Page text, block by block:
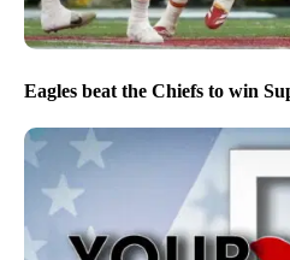
Eagles beat the Chiefs to win